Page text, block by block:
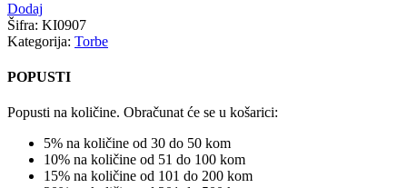
Dodaj
Šifra: KI0907
Kategorija: Torbe
POPUSTI
Popusti na količine. Obračunat će se u košarici:
5% na količine od 30 do 50 kom
10% na količine od 51 do 100 kom
15% na količine od 101 do 200 kom